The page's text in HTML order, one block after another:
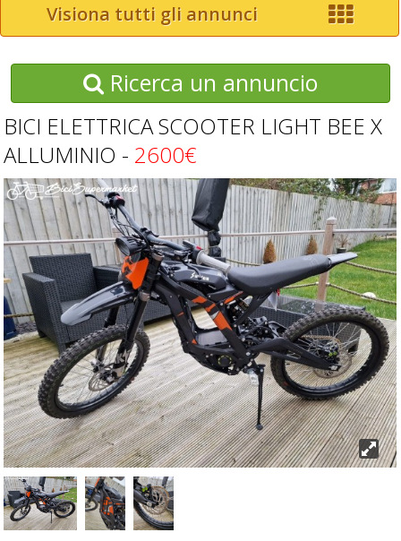
Visiona tutti gli annunci
Ricerca un annuncio
BICI ELETTRICA SCOOTER LIGHT BEE X
ALLUMINIO - 2600€